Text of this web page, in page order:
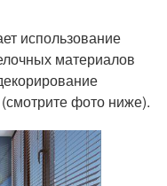
использование
материалов
фото ниже).